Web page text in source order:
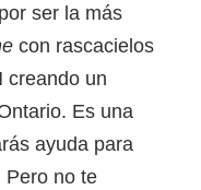
ser la más
con rascacielos
creando un
Es una
ayuda para
Pero no te